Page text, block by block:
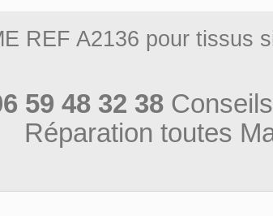
REF A2136 pour tissus
59 48 32 38Conseils
Réparation toutes